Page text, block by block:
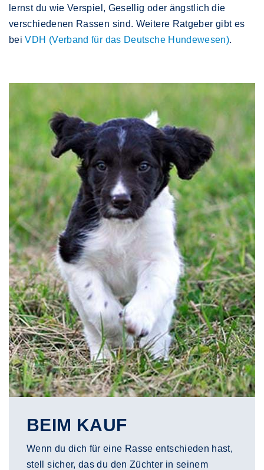
lernst du wie Verspiel, Gesellig oder ängstlich die
verschiedenen Rassen sind. Weitere Ratgeber gibt es
beiVDH (Verband für das Deutsche Hundewesen).
BEIM KAUF
Wenn du dich für eine Rasse entschieden hast,
stell sicher, das du den Züchter in seinem